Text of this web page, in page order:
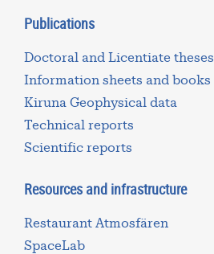
Publications
Doctoral and Licentiate theses
Information sheets and books
Kiruna Geophysical data
Technical reports
Scientific reports
Resources and infrastructure
Restaurant Atmosfären
SpaceLab